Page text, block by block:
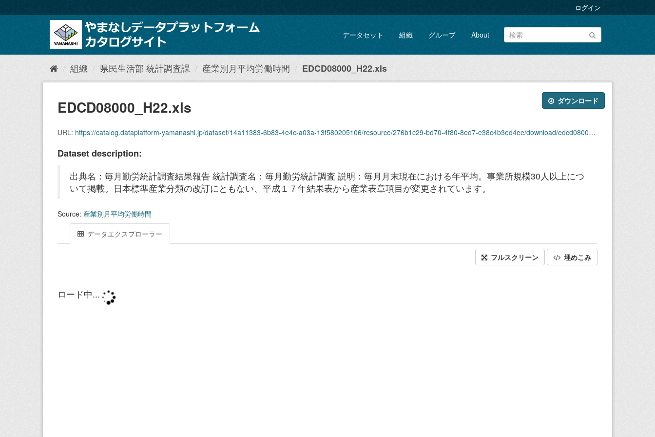
キ
て
ログイン
データセット 組織 グループ About
組織 県民生活部 統計調査課 産業別月平均労働時間 EDCD08000_H22.xls
ダウンロード
EDCD08000_H22.xls
URL: https://catalog.dataplatform-yamanashi.jp/dataset/14a11383-6b83-4e4c-a03a-13f580205106/resource/276b1c29-bd70-4f80-8ed7-e38c4b3ed4ee/download/edcd08000_h22.xlsx
Dataset description:
出典名：毎月勤労統計調査結果報告 統計調査名：毎月勤労統計調査 説明：毎月月末現在における年平均。事業所規模30人以上につ
いて掲載。日本標準産業分類の改訂にともない、平成１７年結果表から産業表章項目が変更されています。
Source: 産業別月平均労働時間
データエクスプローラー
フルスクリーン 埋めこみ